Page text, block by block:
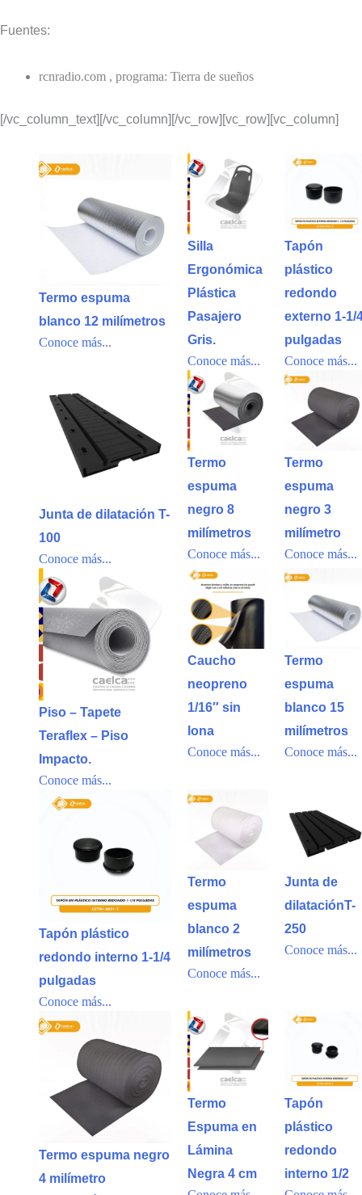
Fuentes:
rcnradio.com , programa: Tierra de sueños
[/vc_column_text][/vc_column][/vc_row][vc_row][vc_column]
Termo espuma
blanco 12 milímetros
Conoce más...
Silla
Ergonómica
Plástica
Pasajero
Gris.
Conoce más...
Tapón
plástico
redondo
externo 1-1/
pulgadas
Conoce más...
Junta de dilatación T-
100
Conoce más...
Termo
espuma
negro 8
milímetros
Conoce más...
Termo
espuma
negro 3
milímetro
Conoce más...
Piso – Tapete
Teraflex – Piso
Impacto.
Conoce más...
Caucho
neopreno
1/16″ sin
lona
Conoce más...
Termo
espuma
blanco 15
milímetros
Conoce más...
Tapón plástico
redondo interno 1-1/4
pulgadas
Conoce más...
Termo
espuma
blanco 2
milímetros
Conoce más...
Junta de
dilataciónT-
250
Conoce más...
Termo espuma negro
4 milímetro
Termo
Espuma en
Lámina
Negra 4 cm
Tapón
plástico
redondo
interno 1/2